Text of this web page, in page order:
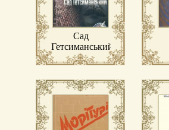
Сад
Гетсиманський